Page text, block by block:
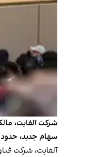
شرکت آلفابت،
سهام جدید، حدود ۸۰ میلیارد دالر سرمایه برای گسترش زیرساخت‌های هوش مصنوعی خود فراهم کند.
آلفابت، شرکت